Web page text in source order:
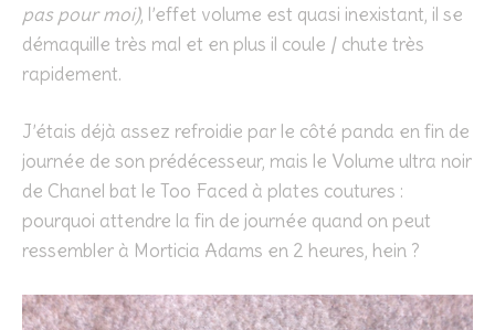
pas pour moi), l’effet volume est quasi inexistant, il se
démaquille très mal et en plus il coule / chute très
rapidement.
J’étais déjà assez refroidie par le côté panda en fin de
journée de son prédécesseur, mais le Volume ultra noir
de Chanel bat le Too Faced à plates coutures :
pourquoi attendre la fin de journée quand on peut
ressembler à Morticia Adams en 2 heures, hein ?